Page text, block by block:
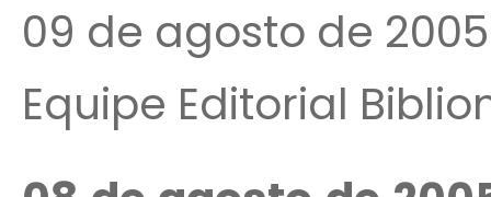
09 de agosto de 2005
Equipe Editorial